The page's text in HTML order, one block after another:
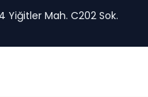
Yiğitler Mah. C202 Sok.